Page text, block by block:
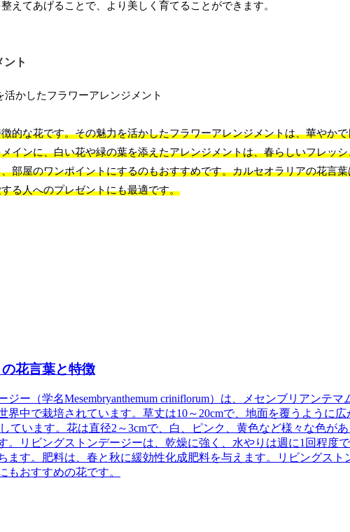
えてあげることで、より美しく育てることができます。
ント
的な花です。その魅力を活かしたフラワーアレンジメントは、華やか
インに、白い花や緑の葉を添えたアレンジメントは、春らしいフレッ
部屋のワンポイントにするのもおすすめです。カルセオラリアの花言
る人へのプレゼントにも最適です。
花言葉と特徴
ジー（学名Mesembryanthemum criniflorum）は、メセンブリアンテマ
中で栽培されています。草丈は10～20cmで、地面を覆うように広
ています。花は直径2～3cmで、白、ピンク、黄色など様々な色があ
。リビングストンデージーは、乾燥に強く、水やりは週に1回程度
す。肥料は、春と秋に緩効性化成肥料を与えます。リビングスト
もおすすめの花です。